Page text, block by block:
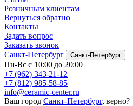
Розничным клиентам
Вернуться обратно
Контакты
Задать вопрос
Заказать звонок
Санкт-Петербург
Санкт-Петербург
Пн-Вс с 10:00 до 20:00
+7 (962) 343-21-12
+7 (812) 985-58-85
info@ceramic-center.ru
Ваш город Санкт-Петербург, верно?